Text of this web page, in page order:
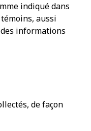
indiqué dans
aussi
informations
de façon